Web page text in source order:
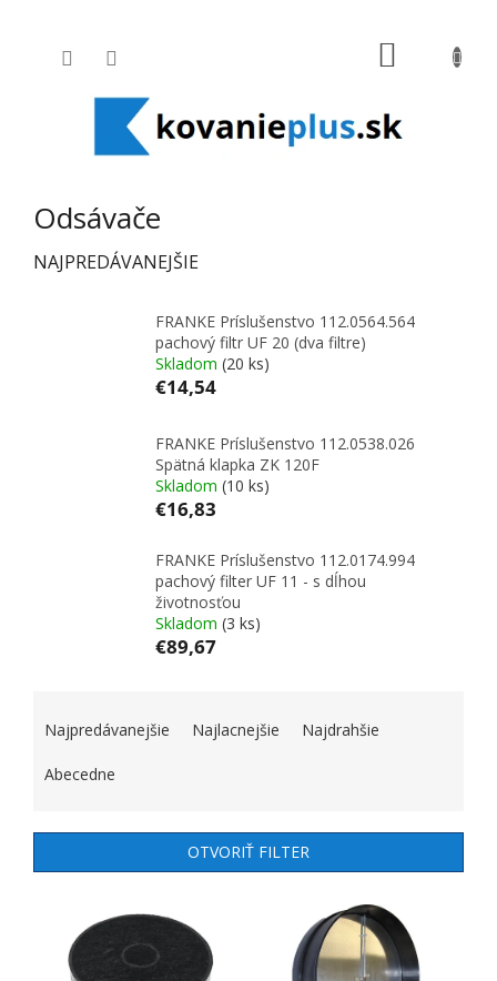
Odsávače
NAJPREDÁVANEJŠIE
FRANKE Príslušenstvo 112.0564.564
pachový filtr UF 20 (dva filtre)
Skladom (20 ks)
€14,54
FRANKE Príslušenstvo 112.0538.026
Spätná klapka ZK 120F
Skladom (10 ks)
€16,83
FRANKE Príslušenstvo 112.0174.994
pachový filter UF 11 - s dĺhou
životnosťou
Skladom (3 ks)
€89,67
Najpredávanejšie Najlacnejšie Najdrahšie
Abecedne
OTVORIŤ FILTER